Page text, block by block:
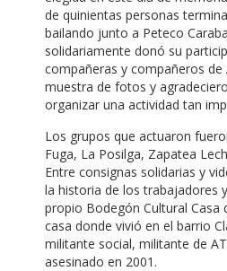
de quinientas personas
bailando junto a Peteco
solidariamente donó su
compañeras y compañeros de
muestra de fotos y
organizar una actividad tan
Los grupos que actuaron
Fuga, La Posilga, Zapatea
Entre consignas solidarias y
la historia de los trabajadores
propio Bodegón Cultural
casa donde vivió en el barrio
militante social, militante de
asesinado en 2001.